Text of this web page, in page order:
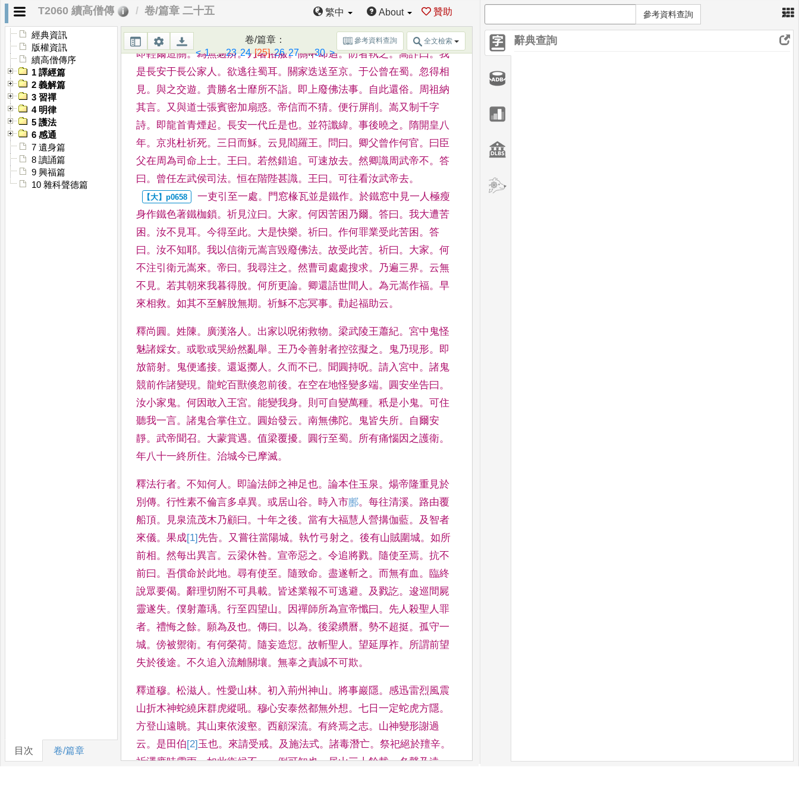
T2060 續高僧傳 卷/篇章 二十五 繁中 About 贊助
經典資訊
版權資訊
續高僧傳序
1 譯經篇
2 義解篇
3 習禪
4 明律
5 護法
6 感通
7 遺身篇
8 讀誦篇
9 興福篇
10 雜科聲德篇
目次 卷/篇章
卷/篇章：
< 1...23 24 [25] 26 27...30 >
參考資料查詢 全文檢索
對
。兄意如何 。兄曰 名振四海 。 汝何所知。 自取折
辱。答曰。彼多 自為文什 。 至於天才大略非其分也。兄但聽看。
即輕爾造關。為無過所。乃著俗服。關中却迴。防者執之。嵩詐曰。我
是長安于長公家人 。 欲逃往蜀耳。 關家迭送至京。 于公曾在蜀。 忽得相
見。 與之交遊。 貴勝名士靡所不詣。 即上廢佛法事。 自此還俗。 周祖納
其言。 又與道士張賓密加扇惑。 帝信而不猜。 便行屏削 。 嵩又制千字
詩。 即龍首青煙起。 長安一代丘是也。 並符讖緯。 事後曉之 。
隋開皇八
年。 京兆杜祈死。 三日而穌。 云見閻羅王。 問曰 。 卿父曾作何官。 曰臣
父在周為司命上士。 王曰 。 若然錯追 。 可速放去。 然卿識周武帝不。 答
曰 。 曾任左武侯司 法。恒在階陛甚識。 王曰 。 可往看汝武帝去。
一吏引至一處。 門窓椽瓦並是鐵作。於鐵窓中見一人極瘦
身作鐵色著鐵枷鎖。 祈見泣曰 。 大家。 何因苦困乃爾。 答曰 。 我大遭苦
困 。 汝不見耳。 今得至此。 大是快樂。 祈曰 。 作何罪業受此苦困 。 答
曰 。 汝不知耶。 我以信衛元嵩言毀廢佛法。 故受此苦。 祈曰 。 大家。 何
不注引衛元嵩來。 帝曰 。 我尋注之 。 然曹司處處搜求。 乃遍三界。 云無
不見。 若其朝來我暮得脫。 何所更論。 卿還語世間 人 。 為元嵩作福。 早
來相救。 如其不至解脫無期。 祈穌不忘冥事。 勸起福助云。
釋尚圓 。 姓陳。 廣漢洛人 。 出家以呪術救物。 梁武陵王蕭紀。 宮中鬼怪
魅諸婇女。 或歌或哭紛然亂舉。 王乃令善射者控弦擬之 。 鬼乃現形。 即
放箭射。 鬼便遙接。 還返擲人 。 久而不已。 聞圓持呪。 請入宮中 。 諸鬼
競前作諸變現。 龍蛇百獸倏忽前後。 在空在地怪變多端。 圓安坐告曰 。
汝小家鬼。 何因敢 入王宮。 能變我身。 則可自變萬種。 秖是小鬼。 可住
聽我一言。 諸鬼合掌住立。 圓始發云。 南無佛陀。 鬼皆失所。
自爾安
靜。 武帝聞召。 大蒙賞遇。 值梁覆擾。 圓行至蜀。 所有痛惱因之護衛。
年八十一終所住。 治城今已摩滅。
釋法行者。 不知何人 。 即論法師之神足也。 論本住玉泉 。 煬帝隆重見於
別傳。 行性素不倫言多卓異。 或居山谷。 時入市𮠔。 每往清溪。 路由覆
船頂。 見泉流茂木乃顧曰 。 十年之後。 當有大福慧人營搆伽藍。
及智者
來儀。 果成[1]先告。 又嘗往當陽城。 執竹弓射之 。 後有山賊圍城。 如所
前相。 然每出異言。 云梁休咎。 宣帝惡之 。 令追將戮。 隨使至焉。 抗不
前曰 。 吾償命於此地。 尋有使至。 隨致命。 盡遂斬之 。 而無有血 。 臨終
說眾要偈。 辭理切附不可具載。 皆述業報不可逃避。 及戮訖。 逡巡間屍
靈遂失。 僕射蕭瑀。 行至四望山 。 因禪師所為宣帝懺曰 。 先人殺聖 人罪
者。 禮悔之餘。 願為及也。 傳曰 。 以為。 後梁纘曆。 勢不超挺。 孤守一
城。 傍被禦衛。 有何榮荷。 隨妄造愆。 故斬聖人 。 望延厚祚。
所謂前望
失於後途。 不久追入流離關壤。 無辜之責誠不可欺。
釋道穆。 松滋人 。性愛山林。 初入荊州神山 。 將事巖隱。 感迅雷烈風震
山折木神蛇繞床群虎縱吼。 穆心安泰然都無外想 。 七日 一定蛇虎方隱。
方登山遠眺。 其山東依浚壑。 西顧深流。 有終焉之志。 山神變形謝過
云。 是田伯[2]玉也。 來請受戒。 及施法式。 諸毒潛亡。 祭祀絕於羶辛。
祈澤應時雲雨。如此衛候不一。例可知也。居山三十餘載。名聲及遠。
×
參考資料查詢
辭典查詢